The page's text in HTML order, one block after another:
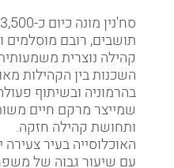
סח'נין מונה כיום
תושבים, רובם מוסלמים
קהילה נוצרית
השכנות בין הקהילות
בהרמוניה ובשיתוף
שמייצר מרקם חיים
ותחושת קהילה חזקה.
האוכלוסייה בעיר צעירה
עם שיעור גבוה של